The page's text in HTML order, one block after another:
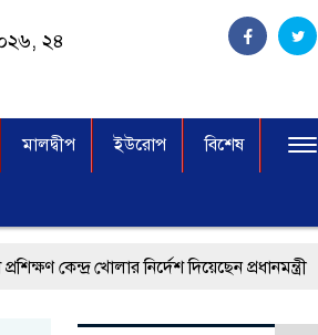
২৪
মালদ্বীপ ইউরোপ বিশেষ
নির্দেশ দিয়েছেন প্রধানমন্ত্রী প্রবাসী